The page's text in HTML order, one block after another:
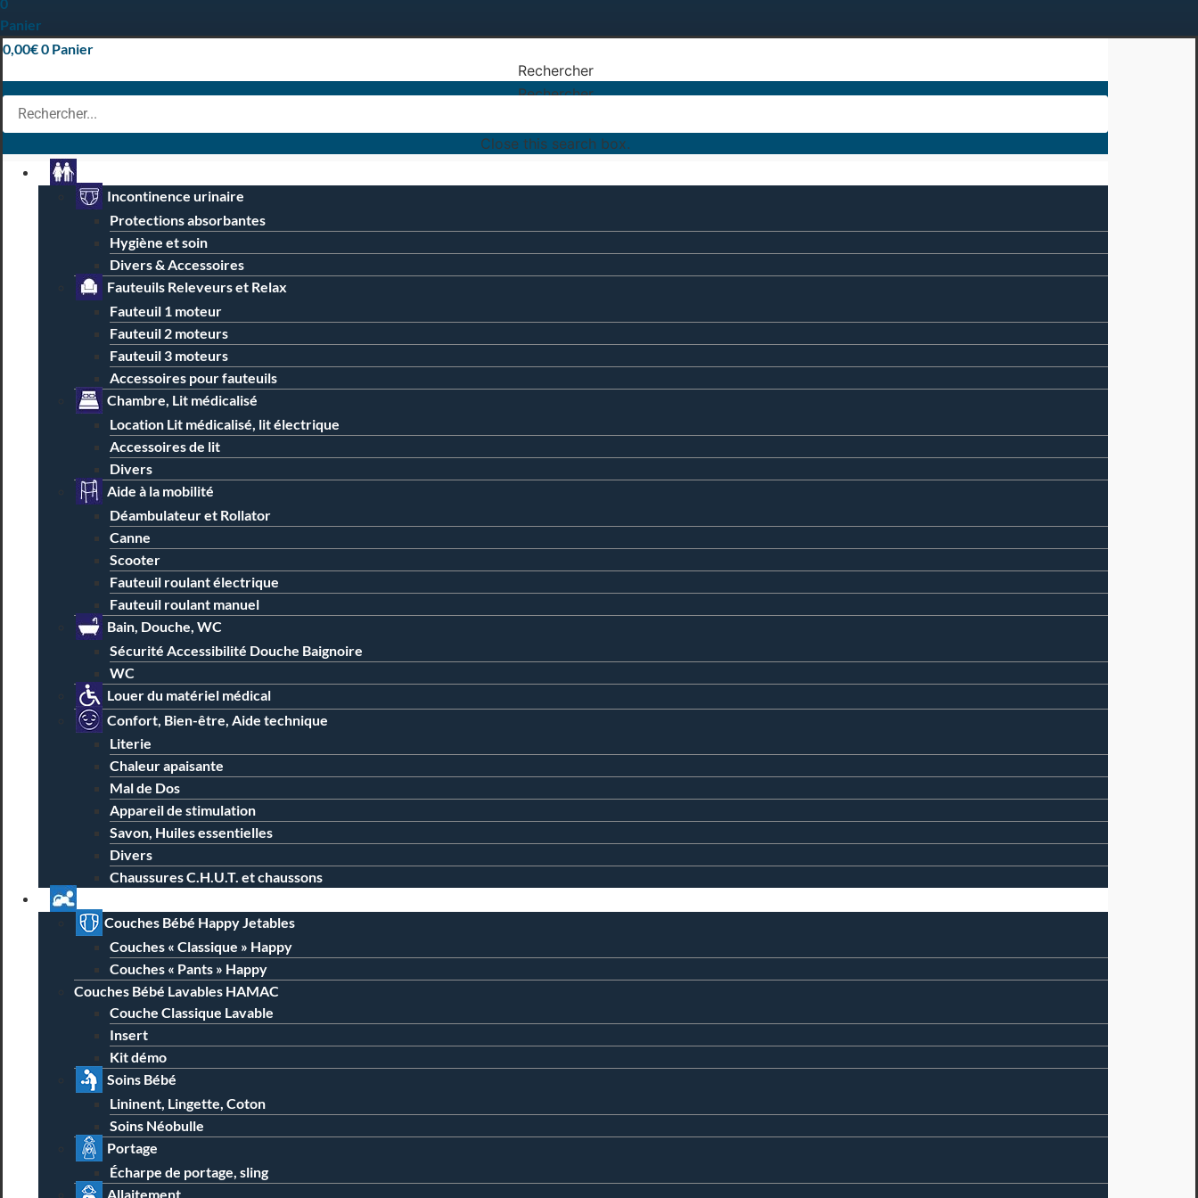
Panier
0,00€0 Panier
Rechercher
Rechercher
Close this search box.
Incontinence urinaire
Protections absorbantes
Hygiène et soin
Divers & Accessoires
Fauteuils Releveurs et Relax
Fauteuil 1 moteur
Fauteuil 2 moteurs
Fauteuil 3 moteurs
Accessoires pour fauteuils
Chambre, Lit médicalisé
Location Lit médicalisé, lit électrique
Accessoires de lit
Divers
Aide à la mobilité
Déambulateur et Rollator
Canne
Scooter
Fauteuil roulant électrique
Fauteuil roulant manuel
Bain, Douche, WC
Sécurité Accessibilité Douche Baignoire
WC
Louer du matériel médical
Confort, Bien-être, Aide technique
Literie
Chaleur apaisante
Mal de Dos
Appareil de stimulation
Savon, Huiles essentielles
Divers
Chaussures C.H.U.T. et chaussons
Couches Bébé Happy Jetables
Couches « Classique » Happy
Couches « Pants » Happy
Couches Bébé Lavables HAMAC
Couche Classique Lavable
Insert
Kit démo
Soins Bébé
Lininent, Lingette, Coton
Soins Néobulle
Portage
Écharpe de portage, sling
Allaitement